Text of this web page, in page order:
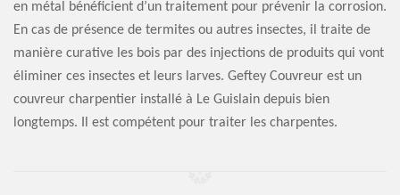
en métal bénéficient d’un traitement pour prévenir la corrosion.
En cas de présence de termites ou autres insectes, il traite de
manière curative les bois par des injections de produits qui vont
éliminer ces insectes et leurs larves. Geftey Couvreur est un
couvreur charpentier installé à Le Guislain depuis bien
longtemps. Il est compétent pour traiter les charpentes.